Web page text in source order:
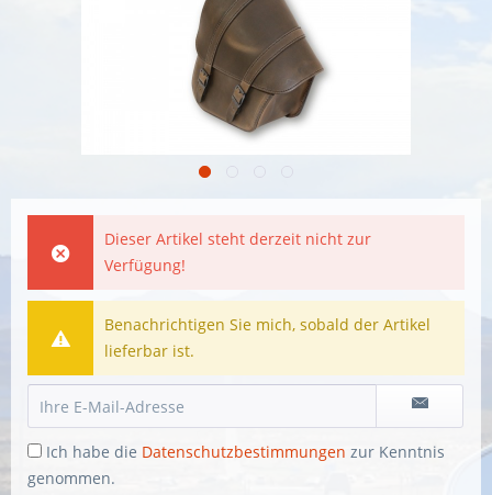
Dieser Artikel steht derzeit nicht zur
Verfügung!
Benachrichtigen Sie mich, sobald der Artikel
lieferbar ist.
Ich habe die Datenschutzbestimmungen zur Kenntnis
genommen.